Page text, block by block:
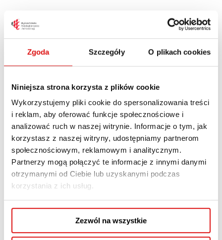
Zgoda Szczegóły O plikach cookies
Niniejsza strona korzysta z plików cookie
Wykorzystujemy pliki cookie do spersonalizowania treści
i reklam, aby oferować funkcje społecznościowe i
analizować ruch w naszej witrynie. Informacje o tym, jak
korzystasz z naszej witryny, udostępniamy partnerom
społecznościowym, reklamowym i analitycznym.
Partnerzy mogą połączyć te informacje z innymi danymi
otrzymanymi od Ciebie lub uzyskanymi podczas
korzystania z ich usług.
Zezwól na wszystkie
Wyższa Szkoła Przedsiębiorczości i
Administracji w Lublinie,
ul. Bursaki 12
+ Mapa Google